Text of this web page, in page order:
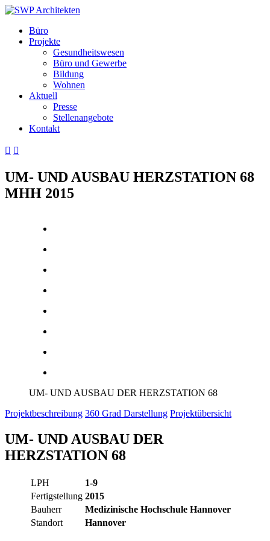
Büro
Projekte
Gesundheitswesen
Büro und Gewerbe
Bildung
Wohnen
Aktuell
Presse
Stellenangebote
Kontakt
 
UM- UND AUSBAU HERZSTATION 68
MHH 2015
UM- UND AUSBAU DER HERZSTATION 68
Projektbeschreibung 360 Grad Darstellung Projektübersicht
UM- UND AUSBAU DER
HERZSTATION 68
LPH
1-9
Fertigstellung 2015
Bauherr
Medizinische Hochschule Hannover
Standort
Hannover